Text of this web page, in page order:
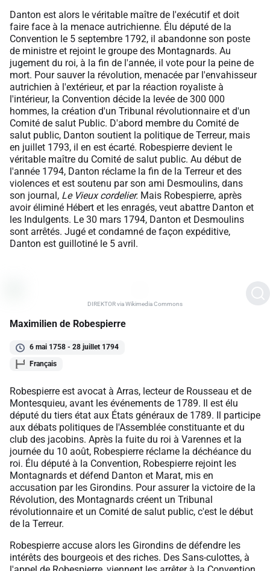
Danton est alors le véritable maître de l'exécutif et doit
faire face à la menace autrichienne. Élu député de la
Convention le 5 septembre 1792, il abandonne son poste
de ministre et rejoint le groupe des Montagnards. Au
jugement du roi, à la fin de l'année, il vote pour la peine de
mort. Pour sauver la révolution, menacée par l'envahisseur
autrichien à l'extérieur, et par la réaction royaliste à
l'intérieur, la Convention décide la levée de 300 000
hommes, la création d'un Tribunal révolutionnaire et d'un
Comité de salut Public. D'abord membre du Comité de
salut public, Danton soutient la politique de Terreur, mais
en juillet 1793, il en est écarté. Robespierre devient le
véritable maître du Comité de salut public. Au début de
l'année 1794, Danton réclame la fin de la Terreur et des
violences et est soutenu par son ami Desmoulins, dans
son journal, Le Vieux cordelier. Mais Robespierre, après
avoir éliminé Hébert et les enragés, veut abattre Danton et
les Indulgents. Le 30 mars 1794, Danton et Desmoulins
sont arrêtés. Jugé et condamné de façon expéditive,
Danton est guillotiné le 5 avril.
DIREKTOR via Wikimedia Commons
Maximilien de Robespierre
6 mai 1758 - 28 juillet 1794
Français
Robespierre est avocat à Arras, lecteur de Rousseau et de
Montesquieu, avant les événements de 1789. Il est élu
député du tiers état aux États généraux de 1789. Il participe
aux débats politiques de l'Assemblée constituante et du
club des jacobins. Après la fuite du roi à Varennes et la
journée du 10 août, Robespierre réclame la déchéance du
roi. Élu député à la Convention, Robespierre rejoint les
Montagnards et défend Danton et Marat, mis en
accusation par les Girondins. Pour assurer la victoire de la
Révolution, des Montagnards créent un Tribunal
révolutionnaire et un Comité de salut public, c'est le début
de la Terreur.
Robespierre accuse alors les Girondins de défendre les
intérêts des bourgeois et des riches. Des Sans-culottes, à